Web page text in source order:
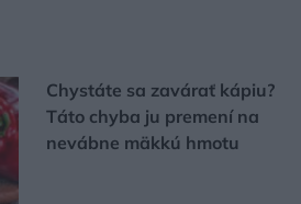
Chystáte sa zavárať kápiu?
Táto chyba ju premení na
nevábne mäkkú hmotu